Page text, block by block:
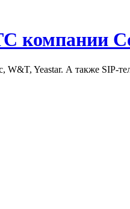
компании
Yeastar. А также SIP-